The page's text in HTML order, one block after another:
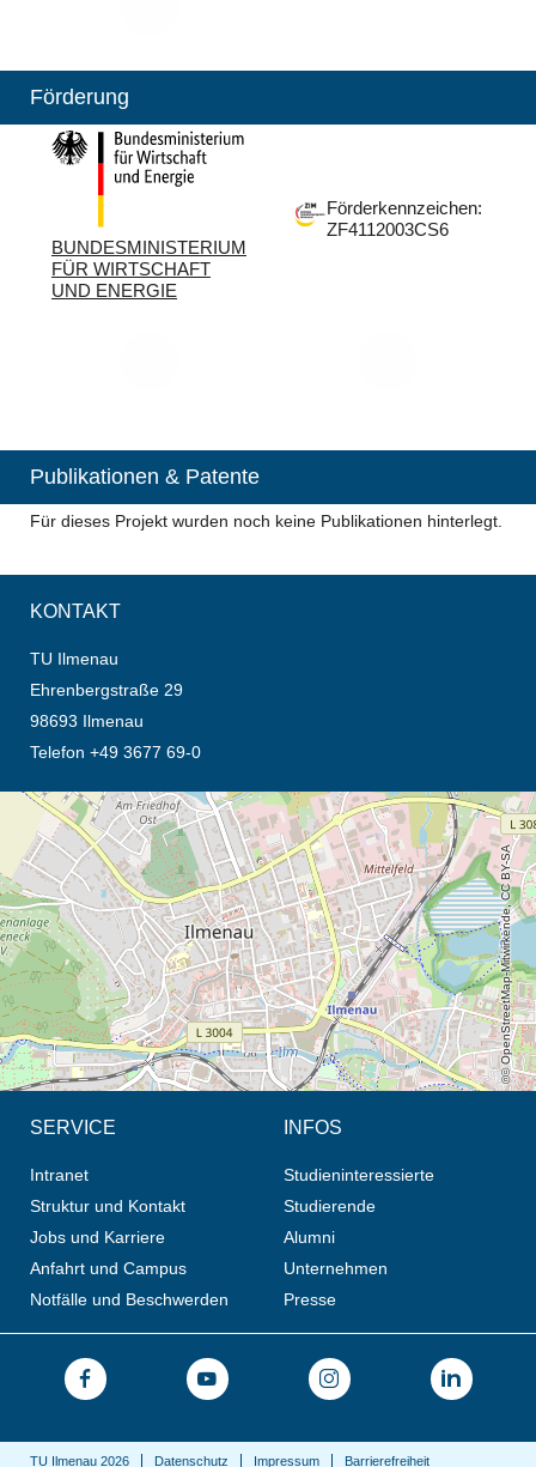
Förderung
BUNDESMINISTERIUM
FÜR WIRTSCHAFT
UND ENERGIE
Förderkennzeichen:
ZF4112003CS6
Publikationen & Patente
Für dieses Projekt wurden noch keine Publikationen hinterlegt.
KONTAKT
TU Ilmenau
Ehrenbergstraße 29
98693 Ilmenau
Telefon +49 3677 69-0
Öffnet die Anfahrtsbeschreibung in neuem Tab (Karte)
© OpenStreetMap-Mitwirkende, CC BY-SA
SERVICE
Intranet
Struktur und Kontakt
Jobs und Karriere
Anfahrt und Campus
Notfälle und Beschwerden
INFOS
Studieninteressierte
Studierende
Alumni
Unternehmen
Presse
TU Ilmenau 2026 Datenschutz Impressum Barrierefreiheit